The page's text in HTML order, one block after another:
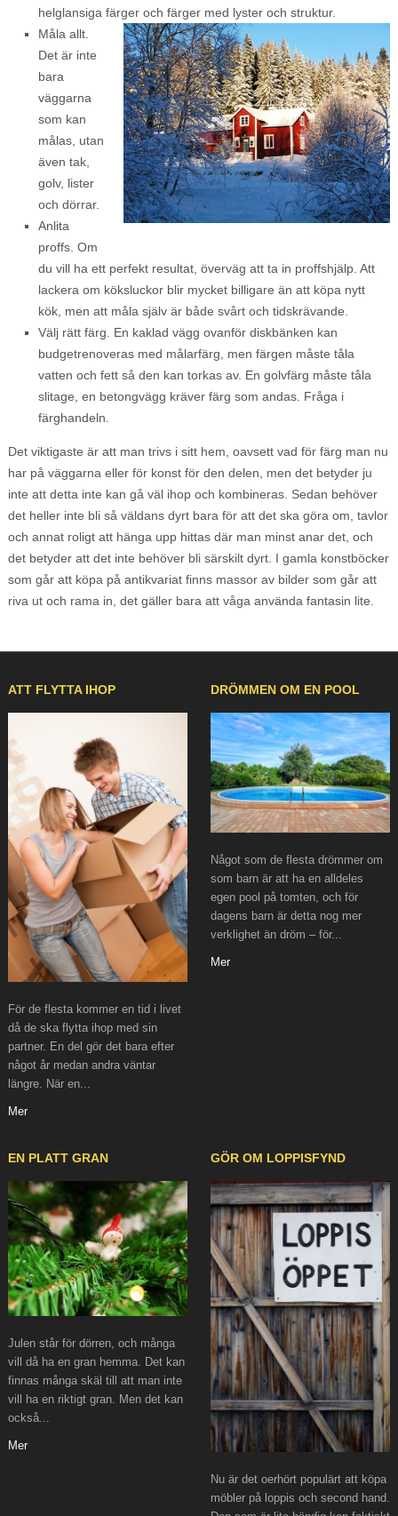
helglansiga färger och färger med lyster och struktur.
Måla allt.
Det är inte
bara
väggarna
som kan
målas, utan
även tak,
golv, lister
och dörrar.
Anlita
proffs. Om
du vill ha ett perfekt resultat, överväg att ta in proffshjälp. Att
lackera om köksluckor blir mycket billigare än att köpa nytt
kök, men att måla själv är både svårt och tidskrävande.
Välj rätt färg. En kaklad vägg ovanför diskbänken kan
budgetrenoveras med målarfärg, men färgen måste tåla
vatten och fett så den kan torkas av. En golvfärg måste tåla
slitage, en betongvägg kräver färg som andas. Fråga i
färghandeln.
Det viktigaste är att man trivs i sitt hem, oavsett vad för färg man nu
har på väggarna eller för konst för den delen, men det betyder ju
inte att detta inte kan gå väl ihop och kombineras. Sedan behöver
det heller inte bli så väldans dyrt bara för att det ska göra om, tavlor
och annat roligt att hänga upp hittas där man minst anar det, och
det betyder att det inte behöver bli särskilt dyrt. I gamla konstböcker
som går att köpa på antikvariat finns massor av bilder som går att
riva ut och rama in, det gäller bara att våga använda fantasin lite.
ATT FLYTTA IHOP
För de flesta kommer en tid i livet
då de ska flytta ihop med sin
partner. En del gör det bara efter
något år medan andra väntar
längre. När en...
Mer
DRÖMMEN OM EN POOL
Något som de flesta drömmer om
som barn är att ha en alldeles
egen pool på tomten, och för
dagens barn är detta nog mer
verklighet än dröm – för...
Mer
EN PLATT GRAN
Julen står för dörren, och många
vill då ha en gran hemma. Det kan
finnas många skäl till att man inte
vill ha en riktigt gran. Men det kan
också...
Mer
GÖR OM LOPPISFYND
Nu är det oerhört populärt att köpa
möbler på loppis och second hand.